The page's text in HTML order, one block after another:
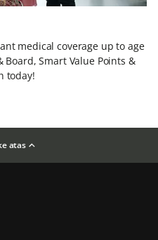
medical coverage up to age
Board, Smart Value Points &
today!
atas